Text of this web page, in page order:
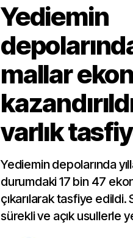
Yediemin
mallar
varlık
Yediemin depolarında
durumdaki 17 bin 47
çıkarılarak tasfiye
sürekli ve açık usullerle